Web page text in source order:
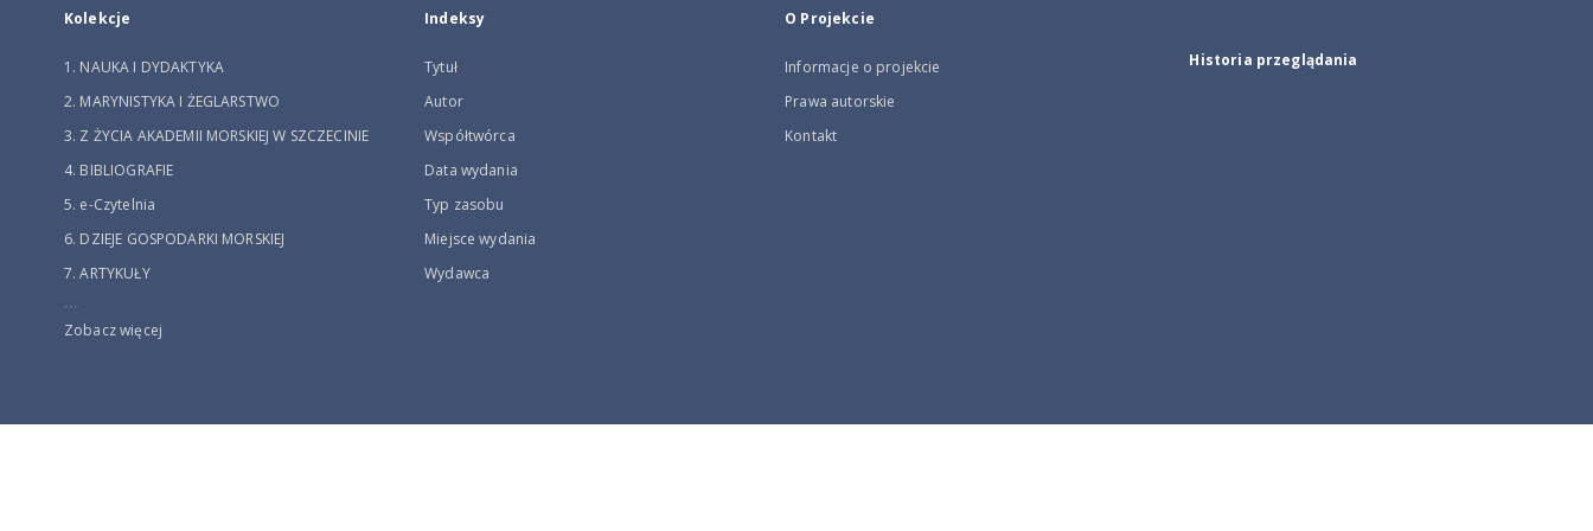
Kolekcje
1. NAUKA I DYDAKTYKA
2. MARYNISTYKA I ŻEGLARSTWO
3. Z ŻYCIA AKADEMII MORSKIEJ W SZCZECINIE
4. BIBLIOGRAFIE
5. e-Czytelnia
6. DZIEJE GOSPODARKI MORSKIEJ
7. ARTYKUŁY
...
Zobacz więcej
Indeksy
Tytuł
Autor
Współtwórca
Data wydania
Typ zasobu
Miejsce wydania
Wydawca
O Projekcie
Informacje o projekcie
Prawa autorskie
Kontakt
Historia przeglądania